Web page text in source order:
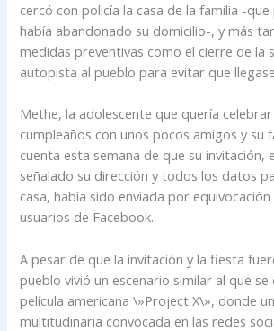
cercó con policía la casa de la familia -
había abandonado su domicilio-, y más
medidas preventivas como el cierre de la
autopista al pueblo para evitar que
Methe, la adolescente que quería celebrar
cumpleaños con unos pocos amigos y su
cuenta esta semana de que su invitación,
señalado su dirección y todos los datos
casa, había sido enviada por equivocación
usuarios de Facebook.
A pesar de que la invitación y la fiesta
pueblo vivió un escenario similar al que se
película americana \»Project X\», donde
multitudinaria convocada en las redes